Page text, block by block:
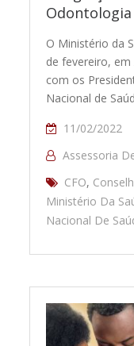
Odontologia
O Ministério da
de fevereiro, em
com os
Nacional de
11/02/2022
Assessoria
CFO,
Ministério Da
Nacional De